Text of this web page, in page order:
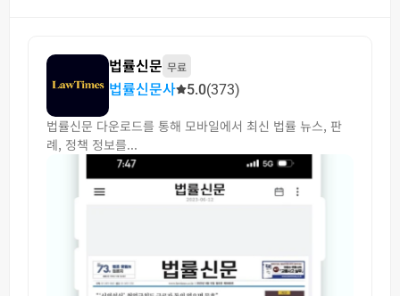
법률신문 무료
법률신문사 5.0(373)
법률신문 다운로드를 통해 모바일에서 최신 법률 뉴스, 판
례, 정책 정보를...